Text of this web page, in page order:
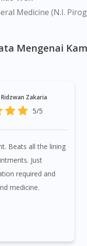
Medicine (N.I.
Mengenai
Zakaria
5/5
Beats all the lining
Just
required and
medicine.